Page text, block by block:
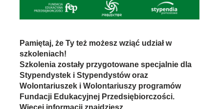
Pamiętaj, że Ty też możesz wziąć udział w
szkoleniach!
Szkolenia zostały przygotowane specjalnie dla
Stypendystek i Stypendystów oraz
Wolontariuszek i Wolontariuszy programów
Fundacji Edukacyjnej Przedsiębiorczości.
Więcej informacji znajdziesz